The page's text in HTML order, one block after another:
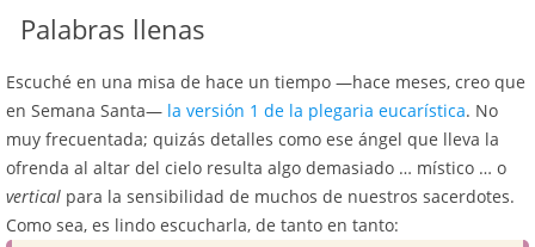
Palabras llenas
Escuché en una misa de hace un tiempo —hace meses, creo que
en Semana Santa— la versión 1 de la plegaria eucarística. No
muy frecuentada; quizás detalles como ese ángel que lleva la
ofrenda al altar del cielo resulta algo demasiado … místico … o
vertical para la sensibilidad de muchos de nuestros sacerdotes.
Como sea, es lindo escucharla, de tanto en tanto: